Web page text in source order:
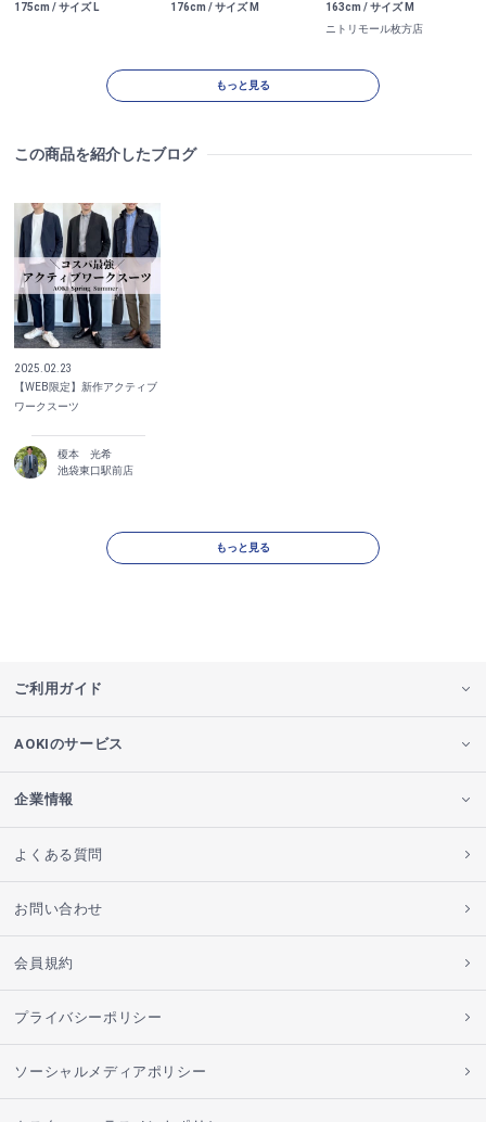
175cm / サイズ L 176cm / サイズ M
163cm / サイズ M
ニトリモール枚方店
もっと見る
この商品を紹介したブログ
2025.02.23
【WEB限定】新作アクティブ
ワークスーツ
榎本 光希
池袋東口駅前店
もっと見る
ご利用ガイド
AOKIのサービス
企業情報
よくある質問
お問い合わせ
会員規約
プライバシーポリシー
ソーシャルメディアポリシー